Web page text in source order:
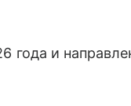
года и